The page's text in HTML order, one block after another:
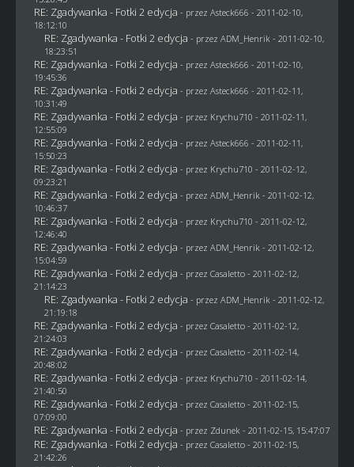
RE: Zgadywanka - Fotki 2 edycja - przez Asteck666 - 2011-02-10,
18:12:10
RE: Zgadywanka - Fotki 2 edycja - przez ADM_Henrik - 2011-02-10,
18:23:51
RE: Zgadywanka - Fotki 2 edycja - przez Asteck666 - 2011-02-10,
19:45:36
RE: Zgadywanka - Fotki 2 edycja - przez Asteck666 - 2011-02-11,
10:31:49
RE: Zgadywanka - Fotki 2 edycja - przez Krychu710 - 2011-02-11,
12:55:09
RE: Zgadywanka - Fotki 2 edycja - przez Asteck666 - 2011-02-11,
15:50:23
RE: Zgadywanka - Fotki 2 edycja - przez Krychu710 - 2011-02-12,
09:23:21
RE: Zgadywanka - Fotki 2 edycja - przez ADM_Henrik - 2011-02-12,
10:46:37
RE: Zgadywanka - Fotki 2 edycja - przez Krychu710 - 2011-02-12,
12:46:40
RE: Zgadywanka - Fotki 2 edycja - przez ADM_Henrik - 2011-02-12,
15:04:59
RE: Zgadywanka - Fotki 2 edycja - przez Casaletto- 2011-02-12,
21:14:23
RE: Zgadywanka - Fotki 2 edycja - przez ADM_Henrik - 2011-02-12,
21:19:18
RE: Zgadywanka - Fotki 2 edycja - przez Casaletto- 2011-02-12,
21:24:03
RE: Zgadywanka - Fotki 2 edycja - przez Casaletto- 2011-02-14,
20:48:02
RE: Zgadywanka - Fotki 2 edycja - przez Krychu710 - 2011-02-14,
21:40:50
RE: Zgadywanka - Fotki 2 edycja - przez Casaletto- 2011-02-15,
07:09:00
RE: Zgadywanka - Fotki 2 edycja - przez Zdunek - 2011-02-15, 15:47:07
RE: Zgadywanka - Fotki 2 edycja - przez Casaletto- 2011-02-15,
21:42:26